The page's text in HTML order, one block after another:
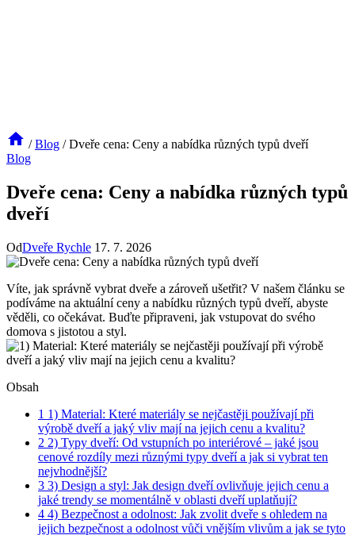
/ Blog / Dveře cena: Ceny a nabídka různých typů dveří
Blog
Dveře cena: Ceny a nabídka různých typů
dveří
OdDveře Rychle 17. 7. 2026
Víte, jak správně vybrat dveře a zároveň ušetřit? V našem článku se
podíváme na aktuální ceny a nabídku různých typů dveří, abyste
věděli, co očekávat. Buďte připraveni, jak vstupovat do svého
domova s jistotou a styl.
Obsah
1 1) Material: Které materiály se nejčastěji používají při
výrobě dveří a jaký vliv mají na jejich cenu a kvalitu?
2 2) Typy dveří: Od vstupních po interiérové – jaké jsou
cenové rozdíly mezi různými typy dveří a jak si vybrat ten
nejvhodnější?
3 3) Design a styl: Jak design dveří ovlivňuje jejich cenu a
jaké trendy se momentálně v oblasti dveří uplatňují?
4 4) Bezpečnost a odolnost: Jak zvolit dveře s ohledem na
jejich bezpečnost a odolnost vůči vnějším vlivům a jak se tyto